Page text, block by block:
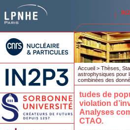
Accueil > Thèses,
astrophysiques pour
combinées des
tudes de
violation
Analyses
CTAO.